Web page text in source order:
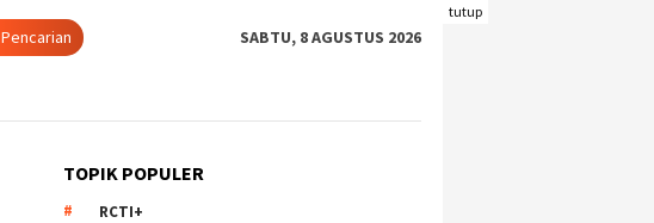
tutup
Pencarian SABTU, 8 AGUSTUS 2026
TOPIK POPULER
RCTI+